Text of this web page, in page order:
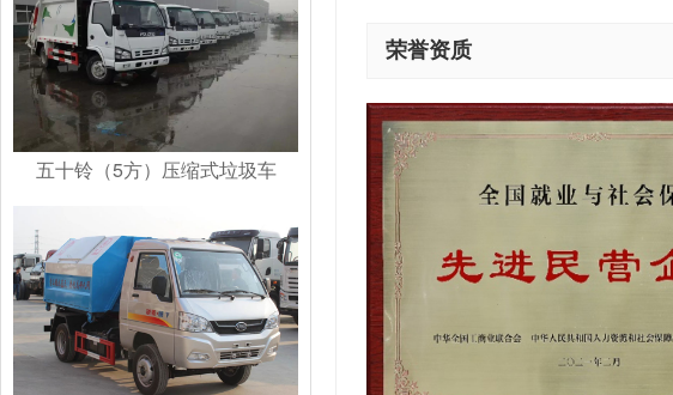
五十铃（5方）压缩式垃圾车
荣誉资质